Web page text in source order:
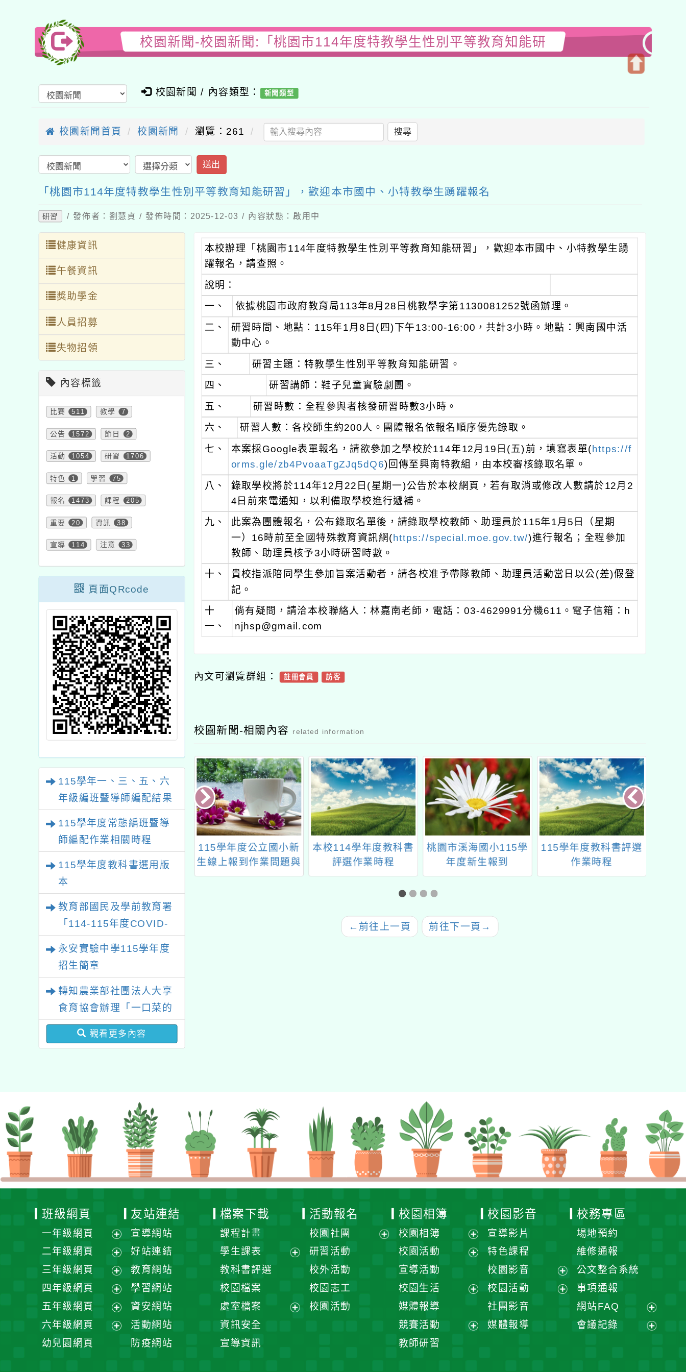
校園新聞-校園新聞:「桃園市114年度特教學生性別平等教育知能研
校園新聞 / 內容類型： 新聞類型
校園新聞首頁 校園新聞 瀏覽：261 搜尋
送出
「桃園市114年度特教學生性別平等教育知能研習」，歡迎本市國中、小特教學生踴躍報名
研習 / 發佈者：劉慧貞 / 發佈時間：2025-12-03 / 內容狀態：啟用中
健康資訊
午餐資訊
獎助學金
人員招募
失物招領
內容標籤
比賽 511 教學 7
公告 1572 節日 2
活動 1054 研習 1706
特色 1 學習 75
報名 1473 課程 205
重要 20 資訊 38
宣導 114 注意 33
頁面QRcode
115學年一、三、五、六
年級編班暨導師編配結果
115學年度常態編班暨導
師編配作業相關時程
115學年度教科書選用版
本
教育部國民及學前教育署
「114-115年度COVID-
19疫苗接種計畫」公費接
種對象擴大為「滿6個月
施，延長至115年7月31
日止
永安實驗中學115學年度
招生簡章
轉知農業部社團法人大享
食育協會辦理「一口菜的
旅程-旬味探訪(第1場)」
產地見學活動
觀看更多內容
本校辦理「桃園市114年度特教學生性別平等教育知能研習」，歡迎本市國中、小特教學生踴
躍報名，請查照。
說明：
一、 依據桃園市政府教育局113年8月28日桃教學字第1130081252號函辦理。
二、
研習時間、地點：115年1月8日(四)下午13:00-16:00，共計3小時。地點：興南國中活
動中心。
三、
研習主題：特教學生性別平等教育知能研習。
四、
研習講師：鞋子兒童實驗劇團。
五、
研習時數：全程參與者核發研習時數3小時。
六、
研習人數：各校師生約200人。團體報名依報名順序優先錄取。
七、
本案採Google表單報名，請欲參加之學校於114年12月19日(五)前，填寫表單( https://f
orms.gle/zb4PvoaaTgZJq5dQ6)回傳至興南特教組，由本校審核錄取名單。
八、
錄取學校將於114年12月22日(星期一)公告於本校網頁，若有取消或修改人數請於12月2
4日前來電通知，以利備取學校進行遞補。
九、
此案為團體報名，公布錄取名單後，請錄取學校教師、助理員於115年1月5日（星期
一）16時前至全國特殊教育資訊網(https://special.moe.gov.tw/)進行報名；全程參加
教師、助理員核予3小時研習時數。
十、
貴校指派陪同學生參加旨案活動者，請各校准予帶隊教師、助理員活動當日以公(差)假登
記。
十
一、
倘有疑問，請洽本校聯絡人：林嘉南老師，電話：03-4629991分機611。電子信箱：h
njhsp@gmail.com
內文可瀏覽群組： 註冊會員 訪客
校園新聞-相關內容 related information
年度新生報到
115學年度公立國小新
生線上報到作業問題與
本校114學年度教科書
評選作業時程
桃園市溪海國小115學
年度新生報到
115學年度教科書評選
作業時程
113年度校園新冠疫苗
學生接種線上意願書填
寫(填寫截止日:11.14
← 前往上一頁 前往下一頁 →
班級網頁
一年級網頁
展
開
選
單
二年級網頁
展
選
單
三年級網頁
展
選
單
四年級網頁
展
選
五年級網頁
展
開
六年級網頁
幼兒園網頁
友站連結
宣導網站
好站連結
教育網站
學習網站
資安網站
活動網站
防疫網站
檔案下載
課程計畫
學生課表
單
教科書評選
校園檔案
處室檔案
資訊安全
宣導資訊
活動報名
校園社團
研習活動
校外活動
校園志工
校園活動
校園相簿
校園相簿
展
開
單
校園活動
選
宣導活動
校園生活
選
媒體報導
競賽活動
教師研習
校園影音
宣導影片
特色課程
校園影音
展
校園活動
社團影音
媒體報導
校務專區
場地預約
維修通報
公文整合系統
事項通報
網站FAQ
展
開
會議記錄